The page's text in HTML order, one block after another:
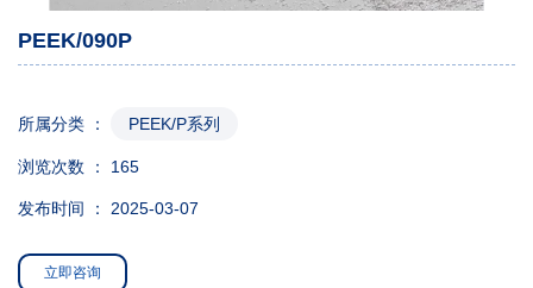
PEEK/090P
所属分类 ： PEEK/P系列
浏览次数 ： 165
发布时间 ： 2025-03-07
立即咨询